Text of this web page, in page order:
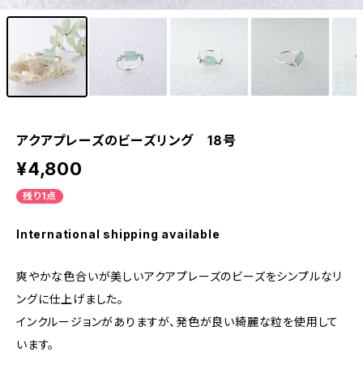
アクアプレーズのビーズリング 18号
¥4,800
残り1点
International shipping available
爽やかな色合いが美しいアクアプレーズのビーズをシンプルなリ
ングに仕上げました。
インクルージョンがありますが、発色が良い綺麗な粒を使用して
います。